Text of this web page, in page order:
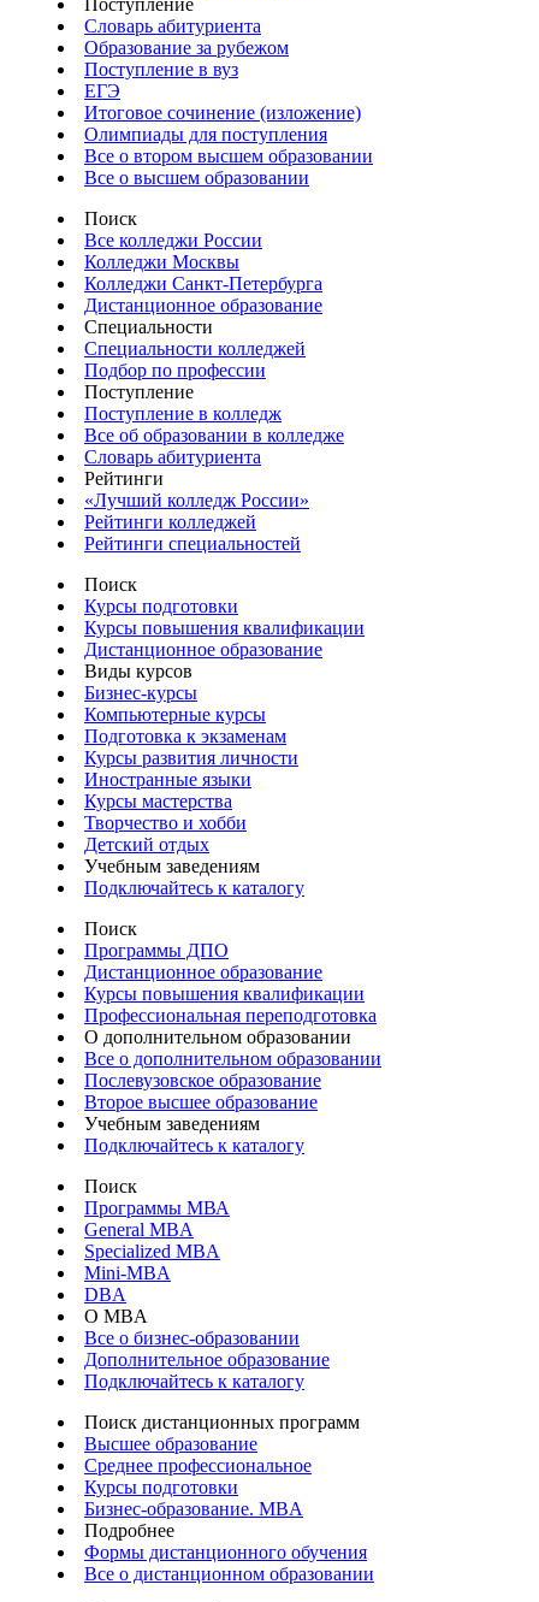
Словарь абитуриента
Образование за рубежом
Поступление в вуз
ЕГЭ
Итоговое сочинение (изложение)
Олимпиады для поступления
Все о втором высшем образовании
Все о высшем образовании
Поиск
Все колледжи России
Колледжи Москвы
Колледжи Санкт-Петербурга
Дистанционное образование
Специальности
Специальности колледжей
Подбор по профессии
Поступление
Поступление в колледж
Все об образовании в колледже
Словарь абитуриента
Рейтинги
«Лучший колледж России»
Рейтинги колледжей
Рейтинги специальностей
Поиск
Курсы подготовки
Курсы повышения квалификации
Дистанционное образование
Виды курсов
Бизнес-курсы
Компьютерные курсы
Подготовка к экзаменам
Курсы развития личности
Иностранные языки
Курсы мастерства
Творчество и хобби
Детский отдых
Учебным заведениям
Подключайтесь к каталогу
Поиск
Программы ДПО
Дистанционное образование
Курсы повышения квалификации
Профессиональная переподготовка
О дополнительном образовании
Все о дополнительном образовании
Послевузовское образование
Второе высшее образование
Учебным заведениям
Подключайтесь к каталогу
Поиск
Программы МВА
General MBA
Specialized MBA
Mini-MBA
DBA
О MBA
Все о бизнес-образовании
Дополнительное образование
Подключайтесь к каталогу
Поиск дистанционных программ
Высшее образование
Среднее профессиональное
Курсы подготовки
Бизнес-образование. MBA
Подробнее
Формы дистанционного обучения
Все о дистанционном образовании